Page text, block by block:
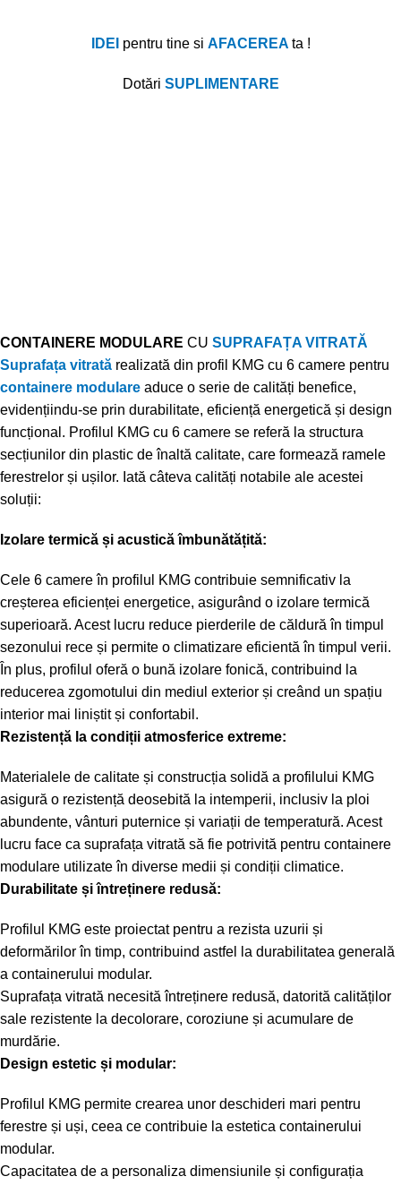
IDEI pentru tine si AFACEREA ta !
Dotări SUPLIMENTARE
CONTAINERE MODULARE CU SUPRAFAȚA VITRATĂ
Suprafața vitrată realizată din profil KMG cu 6 camere pentru
containere modulare aduce o serie de calități benefice,
evidențiindu-se prin durabilitate, eficiență energetică și design
funcțional. Profilul KMG cu 6 camere se referă la structura
secțiunilor din plastic de înaltă calitate, care formează ramele
ferestrelor și ușilor. Iată câteva calități notabile ale acestei
soluții:
Izolare termică și acustică îmbunătățită:
Cele 6 camere în profilul KMG contribuie semnificativ la
creșterea eficienței energetice, asigurând o izolare termică
superioară. Acest lucru reduce pierderile de căldură în timpul
sezonului rece și permite o climatizare eficientă în timpul verii.
În plus, profilul oferă o bună izolare fonică, contribuind la
reducerea zgomotului din mediul exterior și creând un spațiu
interior mai liniștit și confortabil.
Rezistență la condiții atmosferice extreme:
Materialele de calitate și construcția solidă a profilului KMG
asigură o rezistență deosebită la intemperii, inclusiv la ploi
abundente, vânturi puternice și variații de temperatură. Acest
lucru face ca suprafața vitrată să fie potrivită pentru containere
modulare utilizate în diverse medii și condiții climatice.
Durabilitate și întreținere redusă:
Profilul KMG este proiectat pentru a rezista uzurii și
deformărilor în timp, contribuind astfel la durabilitatea generală
a containerului modular.
Suprafața vitrată necesită întreținere redusă, datorită calităților
sale rezistente la decolorare, coroziune și acumulare de
murdărie.
Design estetic și modular:
Profilul KMG permite crearea unor deschideri mari pentru
ferestre și uși, ceea ce contribuie la estetica containerului
modular.
Capacitatea de a personaliza dimensiunile și configurația